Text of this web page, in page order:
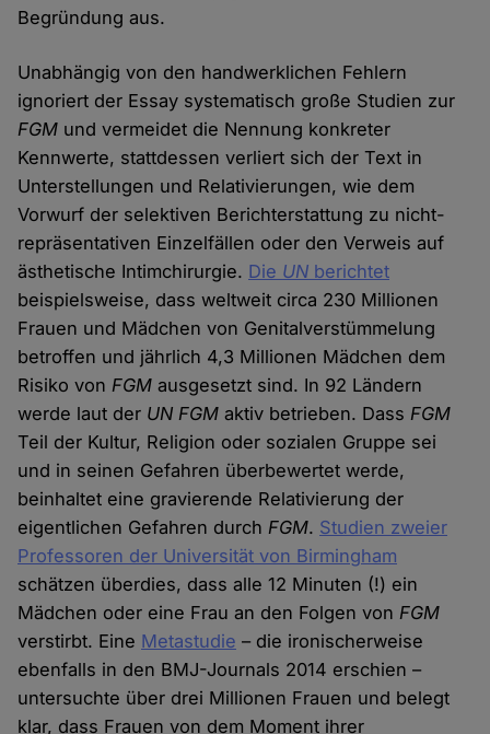
Begründung aus.
Unabhängig von den handwerklichen Fehlern
ignoriert der Essay systematisch große Studien zur
FGM und vermeidet die Nennung konkreter
Kennwerte, stattdessen verliert sich der Text in
Unterstellungen und Relativierungen, wie dem
Vorwurf der selektiven Berichterstattung zu nicht-
repräsentativen Einzelfällen oder den Verweis auf
ästhetische Intimchirurgie. Die UN berichtet
beispielsweise, dass weltweit circa 230 Millionen
Frauen und Mädchen von Genitalverstümmelung
betroffen und jährlich 4,3 Millionen Mädchen dem
Risiko vonFGM ausgesetzt sind. In 92 Ländern
werde laut der UN FGMaktiv betrieben. DassFGM
Teil der Kultur, Religion oder sozialen Gruppe sei
und in seinen Gefahren überbewertet werde,
beinhaltet eine gravierende Relativierung der
eigentlichen Gefahren durchFGM. Studien zweier
Professoren der Universität von Birmingham
schätzen überdies, dass alle 12 Minuten (!) ein
Mädchen oder eine Frau an den Folgen vonFGM
verstirbt. Eine Metastudie – die ironischerweise
ebenfalls in den BMJ-Journals 2014 erschien –
untersuchte über drei Millionen Frauen und belegt
klar, dass Frauen von dem Moment ihrer